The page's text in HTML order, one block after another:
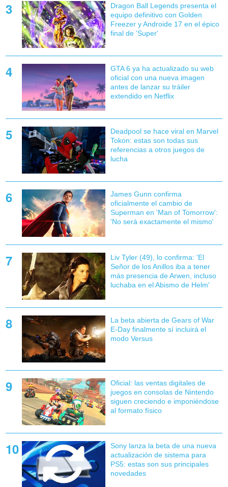
Dragon Ball Legends presenta el
equipo definitivo con Golden
Freezer y Androide 17 en el épico
final de 'Super'
GTA 6 ya ha actualizado su web
oficial con una nueva imagen
antes de lanzar su tráiler
extendido en Netflix
Deadpool se hace viral en Marvel
Tokon: estas son todas sus
referencias a otros juegos de
lucha
James Gunn confirma
oficialmente el cambio de
Superman en 'Man of Tomorrow':
'No será exactamente el mismo'
Liv Tyler (49), lo confirma: 'El
Señor de los Anillos iba a tener
más presencia de Arwen, incluso
luchaba en el Abismo de Helm'
La beta abierta de Gears of War
E-Day finalmente sí incluirá el
modo Versus
Oficial: las ventas digitales de
juegos en consolas de Nintendo
siguen creciendo e imponiéndose
al formato físico
Sony lanza la beta de una nueva
actualización de sistema para
PS5: estas son sus principales
novedades